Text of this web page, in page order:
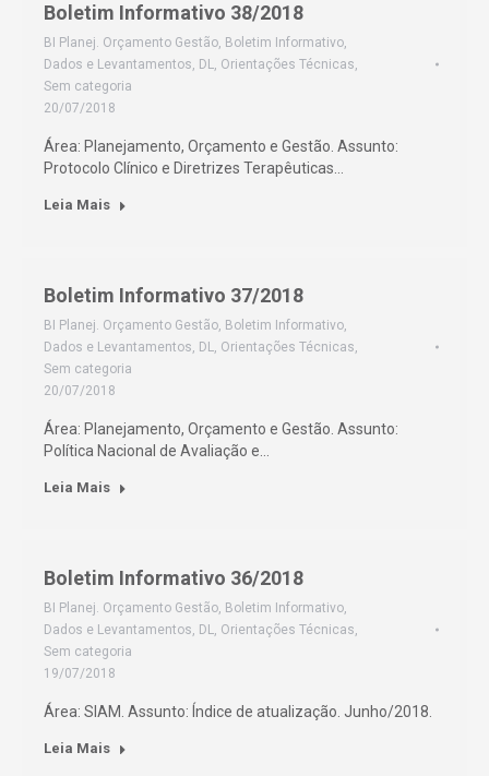
Boletim Informativo 38/2018
BI Planej. Orçamento Gestão, Boletim Informativo,
Dados e Levantamentos, DL, Orientações Técnicas,
Sem categoria
20/07/2018
Área: Planejamento, Orçamento e Gestão. Assunto:
Protocolo Clínico e Diretrizes Terapêuticas…
Leia Mais
Boletim Informativo 37/2018
BI Planej. Orçamento Gestão, Boletim Informativo,
Dados e Levantamentos, DL, Orientações Técnicas,
Sem categoria
20/07/2018
Área: Planejamento, Orçamento e Gestão. Assunto:
Política Nacional de Avaliação e…
Leia Mais
Boletim Informativo 36/2018
BI Planej. Orçamento Gestão, Boletim Informativo,
Dados e Levantamentos, DL, Orientações Técnicas,
Sem categoria
19/07/2018
Área: SIAM. Assunto: Índice de atualização. Junho/2018.
Leia Mais